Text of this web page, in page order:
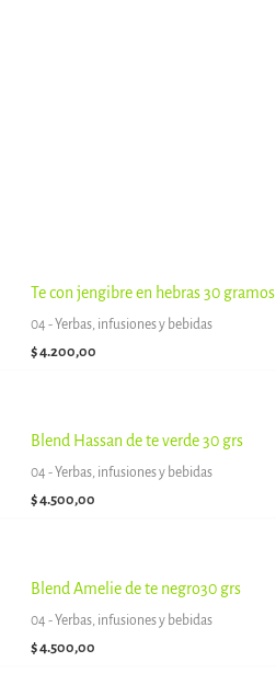
Te con jengibre en hebras 30 gramos
04 - Yerbas, infusiones y bebidas
$4.200,00
Blend Hassan de te verde 30 grs
04 - Yerbas, infusiones y bebidas
$4.500,00
Blend Amelie de te negro30 grs
04 - Yerbas, infusiones y bebidas
$4.500,00